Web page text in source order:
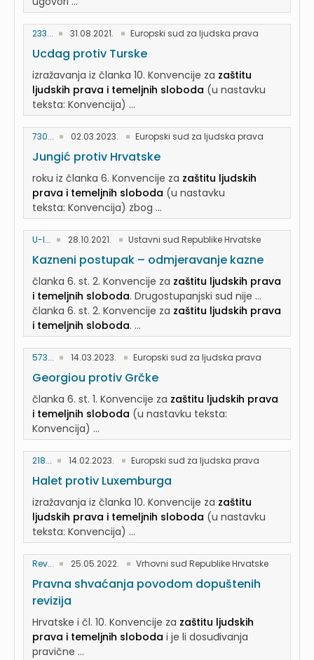
233... 31.08.2021. Europski sud za ljudska prava
Ucdag protiv Turske
izražavanja iz članka 10. Konvencije za zaštitu
ljudskih prava i temeljnih sloboda (u nastavku
teksta: Konvencija) ...
730... 02.03.2023. Europski sud za ljudska prava
Jungić protiv Hrvatske
roku iz članka 6. Konvencije za zaštitu ljudskih
prava i temeljnih sloboda (u nastavku
teksta: Konvencija) zbog ...
U-I... 28.10.2021. Ustavni sud Republike Hrvatske
Kazneni postupak – odmjeravanje kazne
članka 6. st. 2. Konvencije za zaštitu ljudskih prava
i temeljnih sloboda. Drugostupanjski sud nije ...
članka 6. st. 2. Konvencije za zaštitu ljudskih prava
i temeljnih sloboda. ...
573... 14.03.2023. Europski sud za ljudska prava
Georgiou protiv Grčke
članka 6. st. 1. Konvencije za zaštitu ljudskih prava
i temeljnih sloboda (u nastavku teksta:
Konvencija) ...
218... 14.02.2023. Europski sud za ljudska prava
Halet protiv Luxemburga
izražavanja iz članka 10. Konvencije za zaštitu
ljudskih prava i temeljnih sloboda (u nastavku
teksta: Konvencija) ...
Rev... 25.05.2022. Vrhovni sud Republike Hrvatske
Pravna shvaćanja povodom dopuštenih
revizija
Hrvatske i čl. 10. Konvencije za zaštitu ljudskih
prava i temeljnih sloboda i je li dosuđivanja
pravične ...